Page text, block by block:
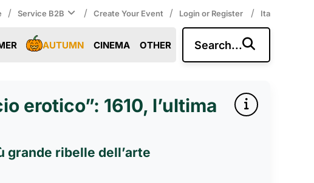
/ Service B2B / Create Your Event / Login or Register / Ita
AUTUMN CINEMA OTHER Search...
erotico”: 1610, l’ultima
grande ribelle dell’arte